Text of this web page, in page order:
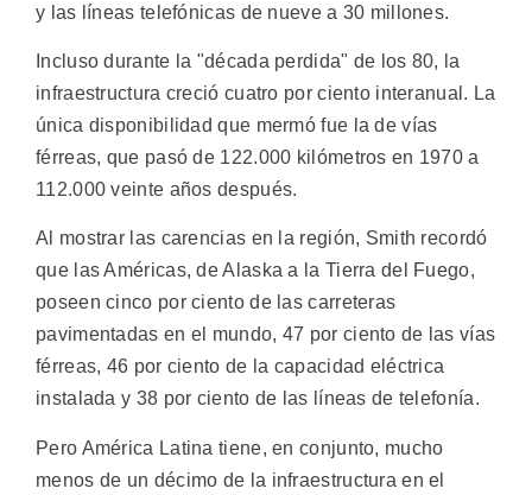
y las líneas telefónicas de nueve a 30 millones.
Incluso durante la "década perdida" de los 80, la
infraestructura creció cuatro por ciento interanual. La
única disponibilidad que mermó fue la de vías
férreas, que pasó de 122.000 kilómetros en 1970 a
112.000 veinte años después.
Al mostrar las carencias en la región, Smith recordó
que las Américas, de Alaska a la Tierra del Fuego,
poseen cinco por ciento de las carreteras
pavimentadas en el mundo, 47 por ciento de las vías
férreas, 46 por ciento de la capacidad eléctrica
instalada y 38 por ciento de las líneas de telefonía.
Pero América Latina tiene, en conjunto, mucho
menos de un décimo de la infraestructura en el